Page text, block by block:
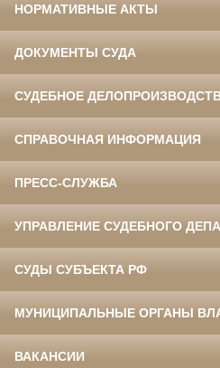
НОРМАТИВНЫЕ АКТЫ
ДОКУМЕНТЫ СУДА
СУДЕБНОЕ
СПРАВОЧНАЯ ИНФОРМАЦИЯ
ПРЕСС-СЛУЖБА
УПРАВЛЕНИЕ СУДЕБНОГО
СУДЫ СУБЪЕКТА РФ
МУНИЦИПАЛЬНЫЕ ОРГАНЫ
ВАКАНСИИ